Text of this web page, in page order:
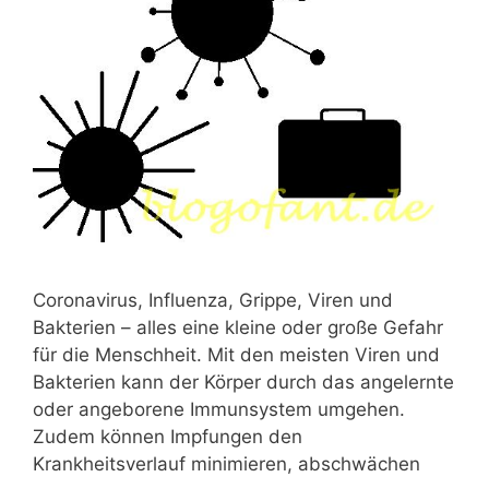
Coronavirus, Influenza, Grippe, Viren und
Bakterien – alles eine kleine oder große Gefahr
für die Menschheit. Mit den meisten Viren und
Bakterien kann der Körper durch das angelernte
oder angeborene Immunsystem umgehen.
Zudem können Impfungen den
Krankheitsverlauf minimieren, abschwächen